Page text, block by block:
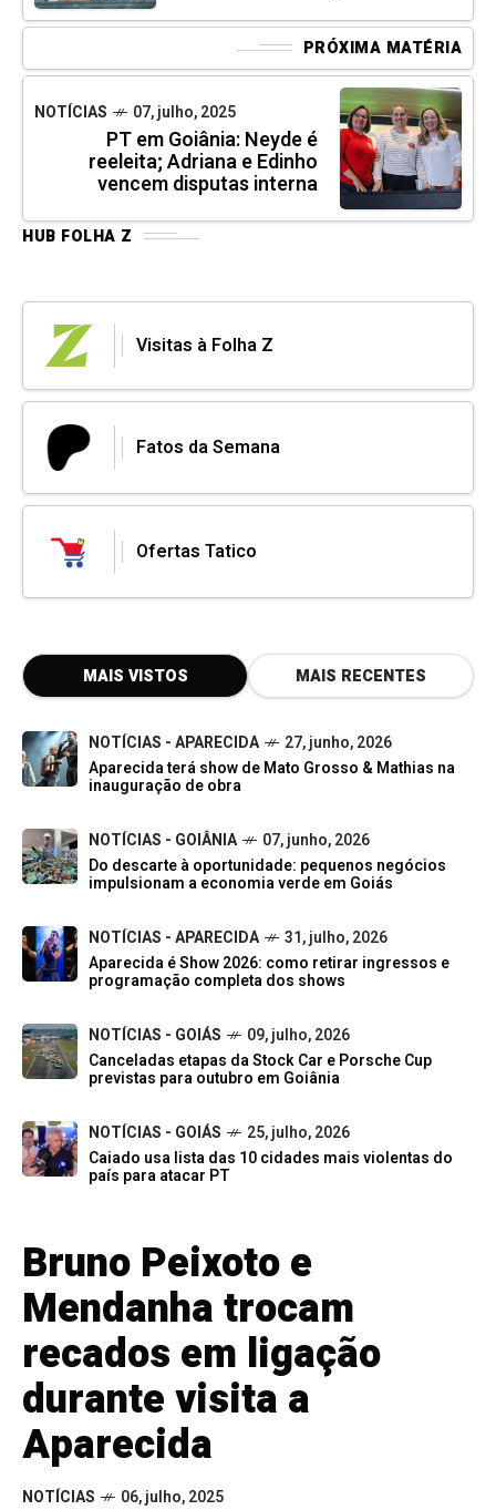
PRÓXIMA MATÉRIA
NOTÍCIAS 07, julho, 2025
PT em Goiânia: Neyde é
reeleita; Adriana e Edinho
vencem disputas interna
HUB FOLHA Z
Visitas à Folha Z
Fatos da Semana
Ofertas Tatico
MAIS VISTOS MAIS RECENTES
NOTÍCIAS - APARECIDA
27, junho, 2026
Aparecida terá show de Mato Grosso & Mathias na
inauguração de obra
NOTÍCIAS - GOIÂNIA
07, junho, 2026
Do descarte à oportunidade: pequenos negócios
impulsionam a economia verde em Goiás
NOTÍCIAS - APARECIDA
31, julho, 2026
Aparecida é Show 2026: como retirar ingressos e
programação completa dos shows
NOTÍCIAS - GOIÁS
09, julho, 2026
Canceladas etapas da Stock Car e Porsche Cup
previstas para outubro em Goiânia
NOTÍCIAS - GOIÁS
25, julho, 2026
Caiado usa lista das 10 cidades mais violentas do
país para atacar PT
Bruno Peixoto e
Mendanha trocam
recados em ligação
durante visita a
Aparecida
NOTÍCIAS 06, julho, 2025